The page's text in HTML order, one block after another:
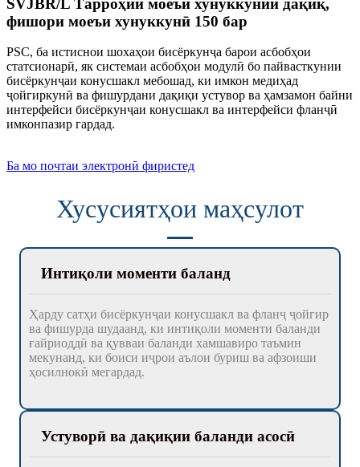
фишори моеъи хунуккунӣ 150 бар
PSC, ба истиснои шохаҳои бисёркунҷа барои асбобҳои
статсионарӣ, як системаи асбобҳои модулӣ бо пайвасткунии
бисёркунҷаи конусшакл мебошад, ки имкон медиҳад
ҷойгиркунӣ ва фишурдани дақиқи устувор ва ҳамзамон байни
интерфейси бисёркунҷаи конусшакл ва интерфейси фланҷӣ
имконпазир гардад.
Ба мо почтаи электронӣ фиристед
Хусусиятҳои маҳсулот
Интиқоли моменти баланд
Ҳарду сатҳи бисёркунҷаи конусшакл ва фланҷ ҷойгир
ва фишурда шудаанд, ки интиқоли моменти баланди
ғайриоддӣ ва қувваи баланди хамшавиро таъмин
мекунанд, ки боиси иҷрои аълои буриш ва афзоиши
ҳосилнокӣ мегардад.
Устуворӣ ва дақиқии баланди асосӣ